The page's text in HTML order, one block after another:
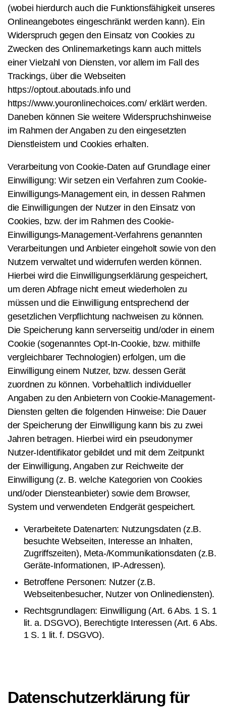
(wobei hierdurch auch die Funktionsfähigkeit unseres
Onlineangebotes eingeschränkt werden kann). Ein
Widerspruch gegen den Einsatz von Cookies zu
Zwecken des Onlinemarketings kann auch mittels
einer Vielzahl von Diensten, vor allem im Fall des
Trackings, über die Webseiten
https://optout.aboutads.info und
https://www.youronlinechoices.com/ erklärt werden.
Daneben können Sie weitere Widerspruchshinweise
im Rahmen der Angaben zu den eingesetzten
Dienstleistern und Cookies erhalten.
Verarbeitung von Cookie-Daten auf Grundlage einer
Einwilligung: Wir setzen ein Verfahren zum Cookie-
Einwilligungs-Management ein, in dessen Rahmen
die Einwilligungen der Nutzer in den Einsatz von
Cookies, bzw. der im Rahmen des Cookie-
Einwilligungs-Management-Verfahrens genannten
Verarbeitungen und Anbieter eingeholt sowie von den
Nutzern verwaltet und widerrufen werden können.
Hierbei wird die Einwilligungserklärung gespeichert,
um deren Abfrage nicht erneut wiederholen zu
müssen und die Einwilligung entsprechend der
gesetzlichen Verpflichtung nachweisen zu können.
Die Speicherung kann serverseitig und/oder in einem
Cookie (sogenanntes Opt-In-Cookie, bzw. mithilfe
vergleichbarer Technologien) erfolgen, um die
Einwilligung einem Nutzer, bzw. dessen Gerät
zuordnen zu können. Vorbehaltlich individueller
Angaben zu den Anbietern von Cookie-Management-
Diensten gelten die folgenden Hinweise: Die Dauer
der Speicherung der Einwilligung kann bis zu zwei
Jahren betragen. Hierbei wird ein pseudonymer
Nutzer-Identifikator gebildet und mit dem Zeitpunkt
der Einwilligung, Angaben zur Reichweite der
Einwilligung (z. B. welche Kategorien von Cookies
und/oder Diensteanbieter) sowie dem Browser,
System und verwendeten Endgerät gespeichert.
Verarbeitete Datenarten: Nutzungsdaten (z.B.
besuchte Webseiten, Interesse an Inhalten,
Zugriffszeiten), Meta-/Kommunikationsdaten (z.B.
Geräte-Informationen, IP-Adressen).
Betroffene Personen: Nutzer (z.B.
Webseitenbesucher, Nutzer von Onlinediensten).
Rechtsgrundlagen: Einwilligung (Art. 6 Abs. 1 S. 1
lit. a. DSGVO), Berechtigte Interessen (Art. 6 Abs.
1 S. 1 lit. f. DSGVO).
Datenschutzerklärung für